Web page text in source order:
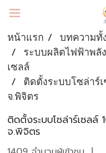
หน้าแรก
บทความทั้
ระบบผลิตไฟฟ้าพลั
เซลล์
ติดตั้งระบบโซล่าร์
จ.พิจิตร
ติดตั้งระบบโซล่าร์เซลล์
จ.พิจิตร